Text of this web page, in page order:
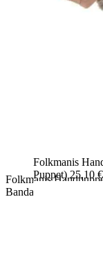
Folkmanis
Bandana-Halstuch
Folkmanis
Puppet) 25,10